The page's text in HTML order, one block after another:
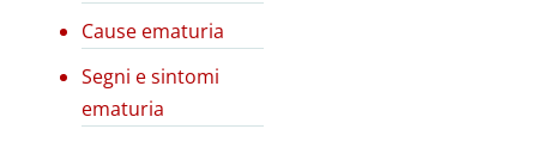
Cause ematuria
Segni e sintomi
ematuria